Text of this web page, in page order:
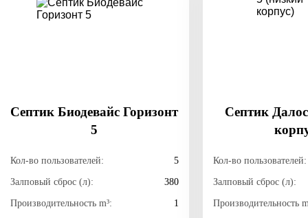
Септик Биодевайс Горизонт
5
Кол-во пользователей: 5
Залповый сброс (л): 380
Производительность m³: 1
Септик
Кол-во пользователей:
Залповый сброс (л):
Производительность